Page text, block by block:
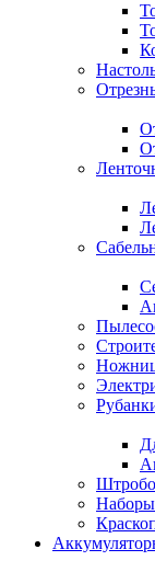
Наборы